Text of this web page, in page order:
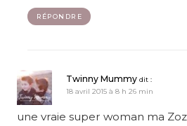
RÉPONDRE
Twinny Mummy dit :
18 avril 2015 à 8 h 26 min
une vraie super woman ma